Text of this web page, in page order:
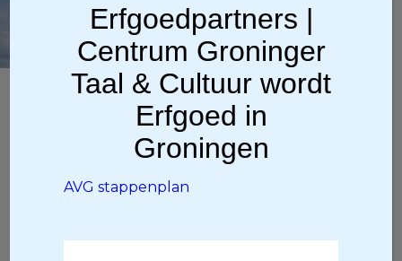
stappenpla
n
AVG stappenplan
AVG stappenplan
Erfgoedpartners |
Centrum Groninger
Taal & Cultuur wordt
Erfgoed in
Groningen
AVG stappenplan